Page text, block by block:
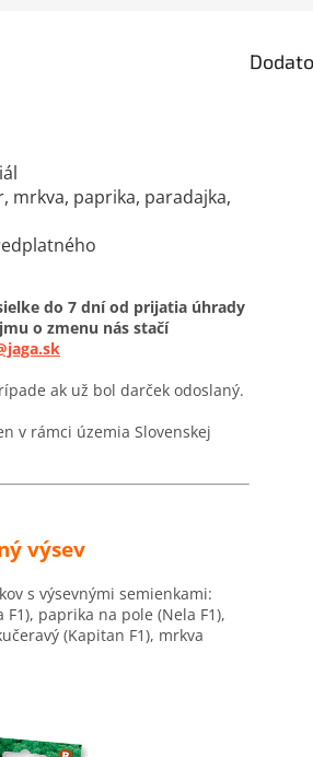
mrkva, paprika, paradajka,
do 7 dní od prijatia úhrady
o zmenu nás stačí
ak už bol darček odoslaný.
v rámci územia Slovenskej
výsev
s výsevnými semienkami:
paprika na pole (Nela F1),
(Kapitan F1), mrkva